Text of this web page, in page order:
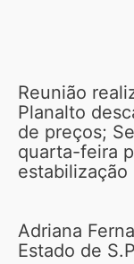
Reunião
Planalto
de preços;
quarta-feira
estabilização
Adriana
Estado de